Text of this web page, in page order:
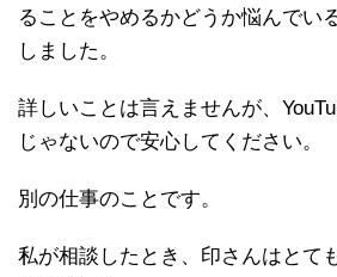
ることをやめるかどうか悩んでい
しました。
詳しいことは言えませんが、
じゃないので安心してください。
別の仕事のことです。
私が相談したとき、印さんはとて